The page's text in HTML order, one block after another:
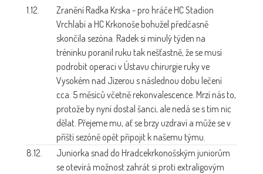
1.12. Zranění Radka Krska - pro hráče HC Stadion
Vrchlabí a HC Krkonoše bohužel předčasně
skončila sezóna. Radek si minulý týden na
tréninku poranil ruku tak nešťastně, že se musí
podrobit operaci v Ústavu chirurgie ruky ve
Vysokém nad Jizerou s následnou dobu lečení
cca. 5 měsíců včetně rekonvalescence. Mrzí nás to,
protože by nyní dostal šanci, ale nedá se s tím nic
dělat. Přejeme mu, ať se brzy uzdraví a může se v
příští sezóně opět připojit k našemu týmu.
8.12.
Juniorka snad do Hradcekrkonošským juniorům
se otevírá možnost zahrát si proti extraligovým